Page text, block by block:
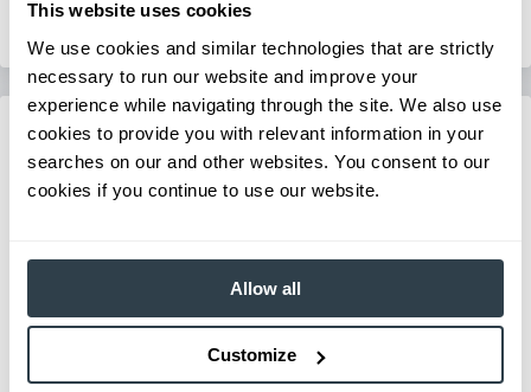
This website uses cookies
We use cookies and similar technologies that are strictly
necessary to run our website and improve your
experience while navigating through the site. We also use
cookies to provide you with relevant information in your
searches on our and other websites. You consent to our
cookies if you continue to use our website.
Allow all
Customize